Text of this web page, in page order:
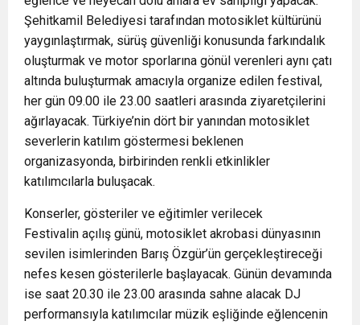
Şehitkamil Belediyesi tarafından motosiklet kültürünü
yaygınlaştırmak, sürüş güvenliği konusunda farkındalık
oluşturmak ve motor sporlarına gönül verenleri aynı çatı
altında buluşturmak amacıyla organize edilen festival,
her gün 09.00 ile 23.00 saatleri arasında ziyaretçilerini
ağırlayacak. Türkiye’nin dört bir yanından motosiklet
severlerin katılım göstermesi beklenen
organizasyonda, birbirinden renkli etkinlikler
katılımcılarla buluşacak.
Konserler, gösteriler ve eğitimler verilecek
Festivalin açılış günü, motosiklet akrobasi dünyasının
sevilen isimlerinden Barış Özgür’ün gerçekleştireceği
nefes kesen gösterilerle başlayacak. Günün devamında
ise saat 20.30 ile 23.00 arasında sahne alacak DJ
performansıyla katılımcılar müzik eşliğinde eğlencenin